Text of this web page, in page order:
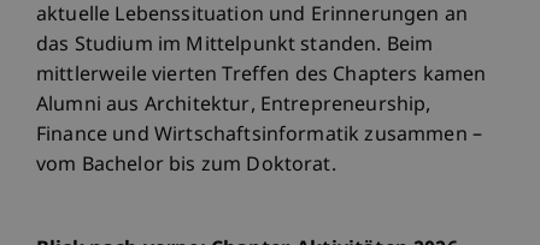
aktuelle Lebenssituation und Erinnerungen an
das Studium im Mittelpunkt standen. Beim
mittlerweile vierten Treffen des Chapters kamen
Alumni aus Architektur, Entrepreneurship,
Finance und Wirtschaftsinformatik zusammen –
vom Bachelor bis zum Doktorat.